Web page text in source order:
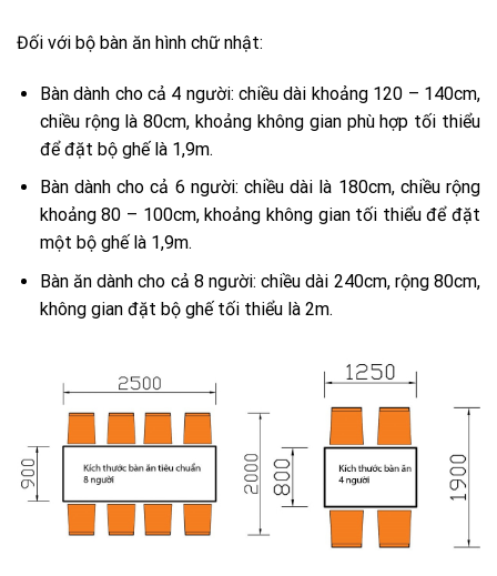
Đối với bộ bàn ăn hình chữ nhật:
Bàn dành cho cả 4 người: chiều dài khoảng 120 – 140cm,
chiều rộng là 80cm, khoảng không gian phù hợp tối thiểu
để đặt bộ ghế là 1,9m.
Bàn dành cho cả 6 người: chiều dài là 180cm, chiều rộng
khoảng 80 – 100cm, khoảng không gian tối thiểu để đặt
một bộ ghế là 1,9m.
Bàn ăn dành cho cả 8 người: chiều dài 240cm, rộng 80cm,
không gian đặt bộ ghế tối thiểu là 2m.